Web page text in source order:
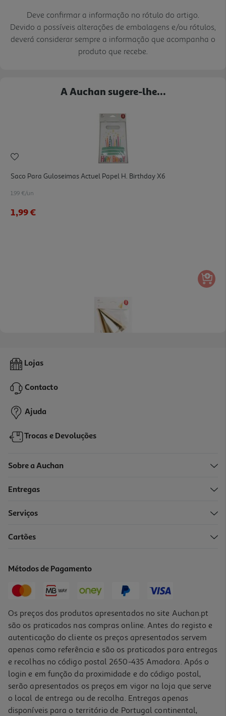
Deve confirmar a informação no rótulo do artigo.
Devido a possíveis alterações de embalagens e/ou rótulos,
deverá considerar sempre a informação que acompanha o
produto que recebe.
A Auchan sugere-lhe...
Saco Para Guloseimas Actuel Papel H. Birthday X6
1.99 €/un
1,99 €
Chapéu Cartão Actuel Golden Party 6un
1,99 €
Lojas
Contacto
Ajuda
Trocas e Devoluções
Sobre a Auchan
Entregas
Serviços
Cartões
Métodos de Pagamento
Os preços dos produtos apresentados no site Auchan.pt
são os praticados nas compras online. Antes do registo e
autenticação do cliente os preços apresentados servem
apenas como referência e são os praticados para entregas
e recolhas no código postal 2650-435 Amadora. Após o
login e em função da proximidade e do código postal,
serão apresentados os preços em vigor na loja que serve
o local de entrega ou de recolha. Entregas apenas
disponíveis para o território de Portugal continental,